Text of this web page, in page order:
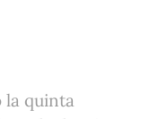
la quinta